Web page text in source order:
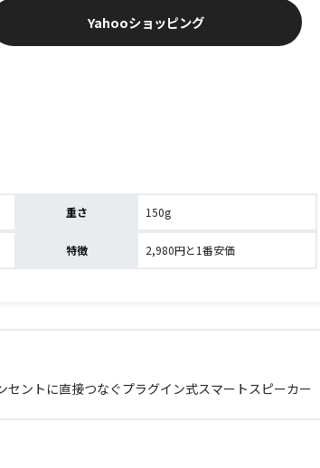
Yahooショッピング
重さ 150g
特徴 2,980円と1番安価
ントに直接つなぐプラグイン式スマートスピーカー